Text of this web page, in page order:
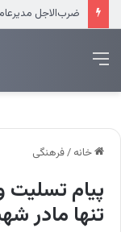
عرضه مستقیم
منو
خانه /فرهنگی
پیام
تنها مادر